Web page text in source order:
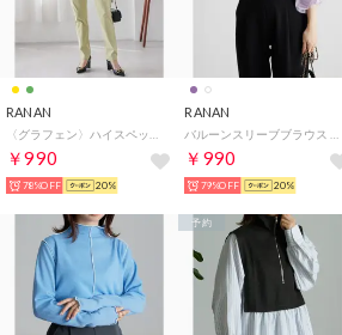
RANAN
￥990
78%OFF 20%
RANAN
￥990
79%OFF 20%
予約